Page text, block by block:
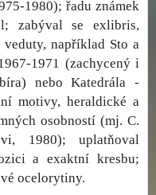
1980); řadu známek
zabýval se exlibris,
například Sto a
1971 (zachycený i
nebo Katedrála -
motivy, heraldické a
osobností (mj. C.
1980); uplatňoval
a exaktní kresbu;
ocelorytiny.